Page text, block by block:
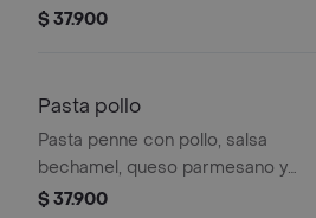
albahaca genovesa.
$ 37.900
Pasta pollo
Pasta penne con pollo, salsa
bechamel, queso parmesano y
albahaca genovesa.
$ 37.900